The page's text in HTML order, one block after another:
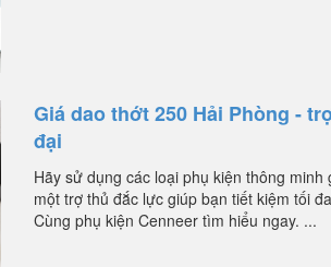
Giá dao thớt 250 Hải Phòng -
đại
Hãy sử dụng các loại phụ kiện thông
một trợ thủ đắc lực giúp bạn tiết kiệm tối
Cùng phụ kiện Cenneer tìm hiểu ngay. ...